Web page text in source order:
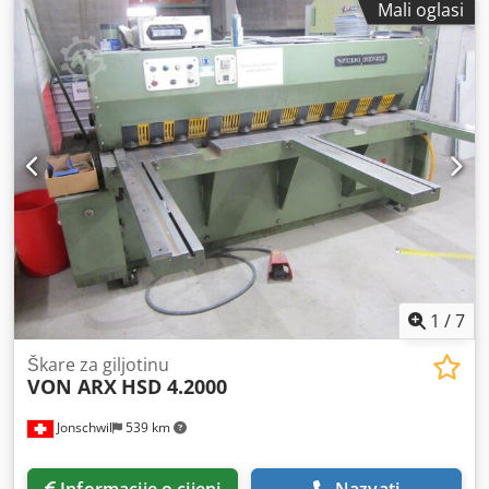
Codpfszku Hwox Ahljha Težina: cca 4,5 T
Mali oglasi
1 /7
Jonschwil 539 km
Škare za giljotinu
VON ARX HSD 4.2000